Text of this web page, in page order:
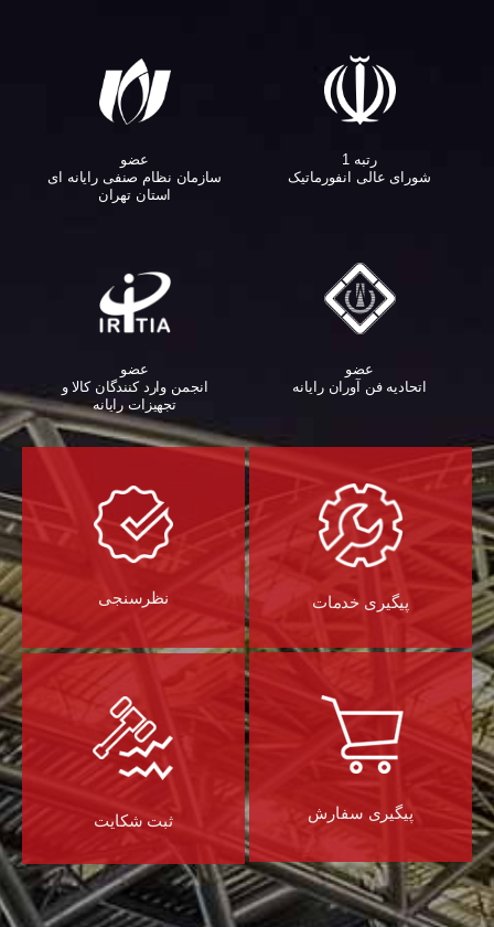
رتبه 1
شورای عالی انفورماتیک
عضو
سازمان نظام صنفی رایانه ای
استان تهران
عضو
اتحادیه فن آوران رایانه
عضو
انجمن وارد کنندگان کالا و
تجهیزات رایانه‌
پیگیری خدمات نظرسنجی
پیگیری سفارش ثبت شکایت